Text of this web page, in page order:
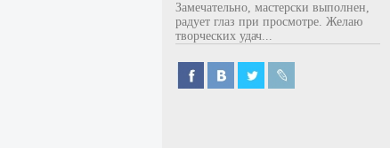
Замечательно, мастерски выполнен,
радует глаз при просмотре. Желаю
творческих удач...